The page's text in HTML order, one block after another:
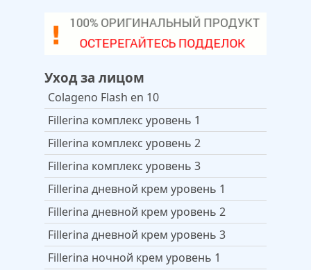
Уход за лицом
Colageno Flash en 10
Fillerina комплекс уровень 1
Fillerina комплекс уровень 2
Fillerina комплекс уровень 3
Fillerina дневной крем уровень 1
Fillerina дневной крем уровень 2
Fillerina дневной крем уровень 3
Fillerina ночной крем уровень 1